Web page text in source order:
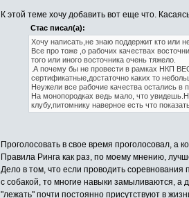
К этой теме хочу добавить вот еще что.
Стас писал(а):
Хочу написать,не знаю поддержит кто или
Все про тоже ,о рабочих качествах
того или иного восточника очень тяжело.
.А почему бы не провести в рамках НКП
сертификатные,достаточно каких то
Неужели все рабочие качества остались в
На монопородках ведь мало, что
клубу,питомнику наверное есть что
Проголосовать в свое время проголосовал, а
Правила Ринга как раз, по моему мнению,
Дело в том, что если проводить
с собакой, то многие навыки замыливаются,
"лежать" почти постоянно присутствуют в